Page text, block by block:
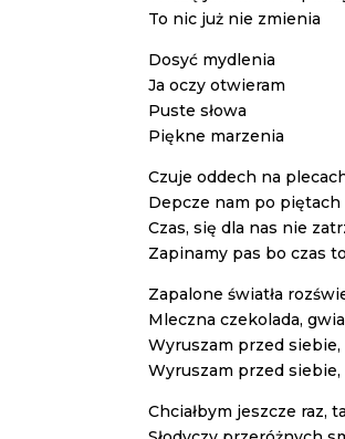
To nic już nie zmienia
Dosyć mydlenia
Ja oczy otwieram
Puste słowa
Piękne marzenia
Czuje oddech na
Depcze nam po piętach
Czas, się dla nas nie
Zapinamy pas bo czas
Zapalone światła
Mleczna czekolada,
Wyruszam przed
Wyruszam przed
Chciałbym jeszcze raz,